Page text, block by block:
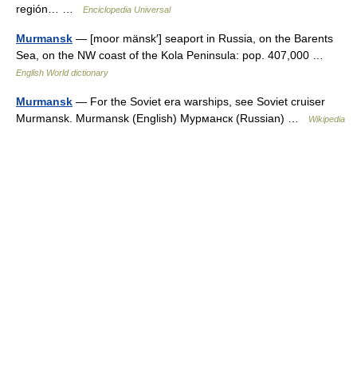
región… …
Enciclopedia Universal
Murmansk — [moor mänsk′] seaport in Russia, on the Barents
Sea, on the NW coast of the Kola Peninsula: pop. 407,000 …
English World dictionary
Murmansk — For the Soviet era warships, see Soviet cruiser
Murmansk. Murmansk (English) Мурманск (Russian) …
Wikipedia